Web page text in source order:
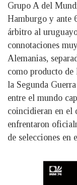
Grupo A del
Hamburgo y ante
árbitro al
connotaciones
Alemanias,
como producto
la Segunda
entre el mundo
coincidieran en el
enfrentaron
de selecciones en